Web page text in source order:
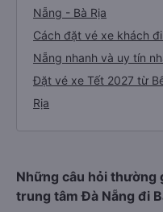
Nẵng - Bà Rịa
Cách đặt vé xe khách
Nẵng nhanh và uy tín
Đặt vé xe Tết 2027 từ
Rịa
Những câu hỏi thường
trung tâm Đà Nẵng đi